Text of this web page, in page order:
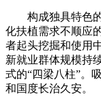
构成独具特色的
化扶植需求不顺应
者起头挖掘和使用
新就业群体规模持
式的“四梁八柱”。
和国度长治久安。